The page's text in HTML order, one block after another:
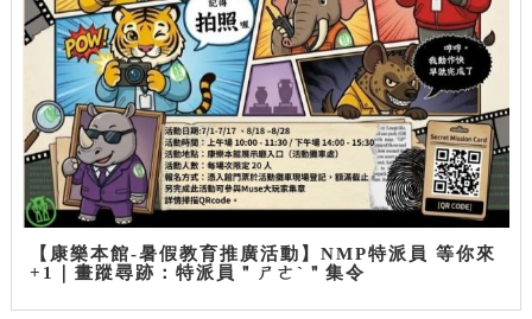
【康樂本館-暑假教育推廣活動】NMP特派員 等你來
+1｜畫蹤尋跡：特派員＂ㄕㄜˋ＂集令